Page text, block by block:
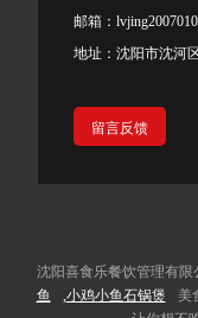
邮箱：
地址：沈阳市沈河
留言反馈
沈阳喜食乐餐饮管理有限
鱼
,小鸡小鱼石锅煲 美